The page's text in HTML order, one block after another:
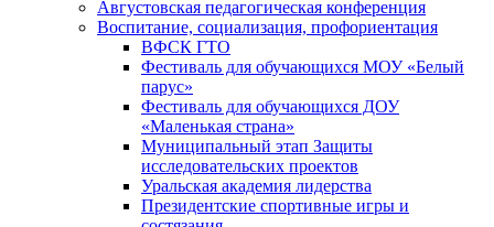
Августовская педагогическая конференция
Воспитание, социализация, профориентация
ВФСК ГТО
Фестиваль для обучающихся МОУ «Белый
парус»
Фестиваль для обучающихся ДОУ
«Маленькая страна»
Муниципальный этап Защиты
исследовательских проектов
Уральская академия лидерства
Президентские спортивные игры и